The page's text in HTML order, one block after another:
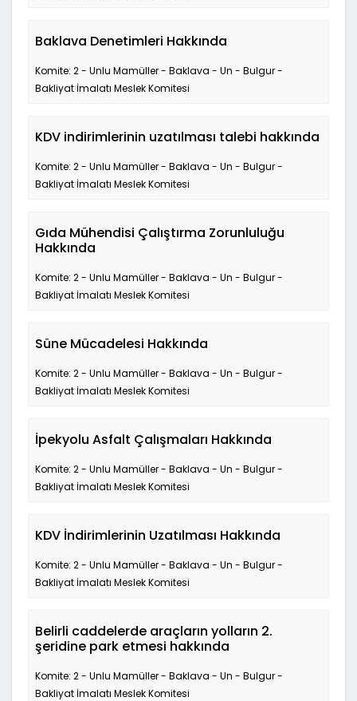
Baklava Denetimleri Hakkında
Komite: 2 - Unlu Mamüller - Baklava - Un - Bulgur -
Bakliyat İmalatı Meslek Komitesi
KDV indirimlerinin uzatılması talebi hakkında
Komite: 2 - Unlu Mamüller - Baklava - Un - Bulgur -
Bakliyat İmalatı Meslek Komitesi
Gıda Mühendisi Çalıştırma Zorunluluğu
Hakkında
Komite: 2 - Unlu Mamüller - Baklava - Un - Bulgur -
Bakliyat İmalatı Meslek Komitesi
Süne Mücadelesi Hakkında
Komite: 2 - Unlu Mamüller - Baklava - Un - Bulgur -
Bakliyat İmalatı Meslek Komitesi
İpekyolu Asfalt Çalışmaları Hakkında
Komite: 2 - Unlu Mamüller - Baklava - Un - Bulgur -
Bakliyat İmalatı Meslek Komitesi
KDV İndirimlerinin Uzatılması Hakkında
Komite: 2 - Unlu Mamüller - Baklava - Un - Bulgur -
Bakliyat İmalatı Meslek Komitesi
Belirli caddelerde araçların yolların 2.
şeridine park etmesi hakkında
Komite: 2 - Unlu Mamüller - Baklava - Un - Bulgur -
Bakliyat İmalatı Meslek Komitesi